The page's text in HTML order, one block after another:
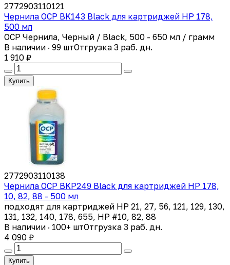
2772903110121
Чернила OCP BK143 Black для картриджей HP 178,
500 мл
OCP Чернила, Черный / Black, 500 - 650 мл / грамм
В наличии · 99 штОтгрузка 3 раб. дн.
1 910 ₽
Купить
2772903110138
Чернила OCP BKP249 Black для картриджей HP 178,
10, 82, 88 - 500 мл
подходят для картриджей HP 21, 27, 56, 121, 129, 130,
131, 132, 140, 178, 655, HP #10, 82, 88
В наличии · 100+ штОтгрузка 3 раб. дн.
4 090 ₽
Купить